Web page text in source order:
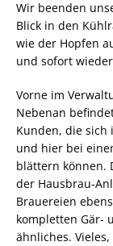
Wir beenden
Blick in den
wie der Hopfen
und sofort
Vorne im
Nebenan
Kunden, die sich
und hier bei
blättern können.
der Hausbrau-
Brauereien
kompletten Gär-
ähnliches.